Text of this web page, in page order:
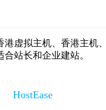
虚拟主机、香港主机
站长和企业建站。
HostEase